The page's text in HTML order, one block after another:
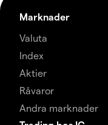
Marknader
Valuta
Index
Aktier
Råvaror
Andra marknader